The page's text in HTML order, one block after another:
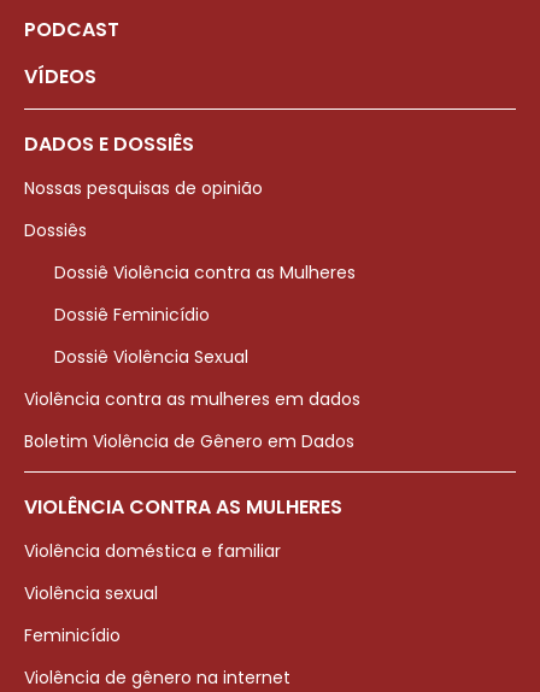
PODCAST
VÍDEOS
DADOS E DOSSIÊS
Nossas pesquisas de opinião
Dossiês
Dossiê Violência contra as Mulheres
Dossiê Feminicídio
Dossiê Violência Sexual
Violência contra as mulheres em dados
Boletim Violência de Gênero em Dados
VIOLÊNCIA CONTRA AS MULHERES
Violência doméstica e familiar
Violência sexual
Feminicídio
Violência de gênero na internet